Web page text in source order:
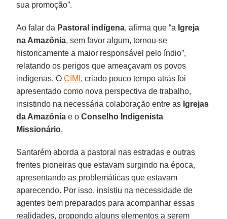
sua promoção”.
Ao falar da Pastoral indígena, afirma que “a Igreja
na Amazônia, sem favor algum, tornou-se
historicamente a maior responsável pelo índio”,
relatando os perigos que ameaçavam os povos
indígenas. OCIMI , criado pouco tempo atrás foi
apresentado como nova perspectiva de trabalho,
insistindo na necessária colaboração entre as Igrejas
da Amazônia e oConselho Indigenista
Missionário.
Santarém aborda a pastoral nas estradas e outras
frentes pioneiras que estavam surgindo na época,
apresentando as problemáticas que estavam
aparecendo. Por isso, insistiu na necessidade de
agentes bem preparados para acompanhar essas
realidades, propondo alguns elementos a serem